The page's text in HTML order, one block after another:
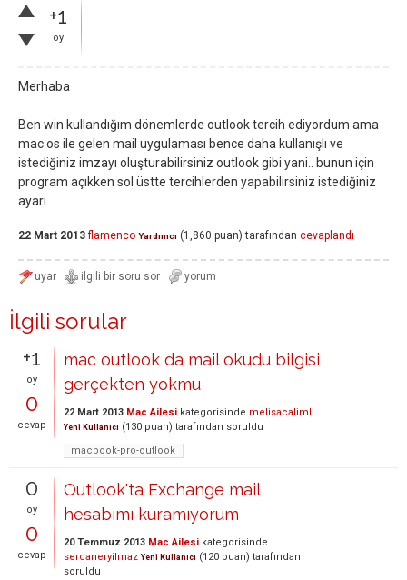
+1
oy
Merhaba
Ben win kullandığım dönemlerde outlook tercih ediyordum ama
mac os ile gelen mail uygulaması bence daha kullanışlı ve
istediğiniz imzayı oluşturabilirsiniz outlook gibi yani.. bunun için
program açıkken sol üstte tercihlerden yapabilirsiniz istediğiniz
ayarı..
22 Mart 2013 flamenco Yardımcı (1,860 puan) tarafından cevaplandı
İlgili sorular
+1
oy
0
cevap
mac outlook da mail okudu bilgisi
gerçekten yokmu
22 Mart 2013 Mac Ailesi kategorisinde melisacalimli
Yeni Kullanıcı (130 puan) tarafından soruldu
macbook-pro-outlook
0
oy
0
cevap
Outlook'ta Exchange mail
hesabımı kuramıyorum
20 Temmuz 2013 Mac Ailesi kategorisinde
sercaneryilmaz Yeni Kullanıcı (120 puan) tarafından
soruldu